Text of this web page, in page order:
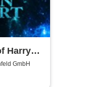
Harry
GmbH